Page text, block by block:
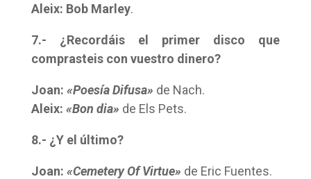
Aleix: Bob Marley.
7.- ¿Recordáis el primer disco que
comprasteis con vuestro dinero?
Joan: «Poesía Difusa» de Nach.
Aleix: «Bon dia» de Els Pets.
8.- ¿Y el último?
Joan: «Cemetery Of Virtue» de Eric Fuentes.